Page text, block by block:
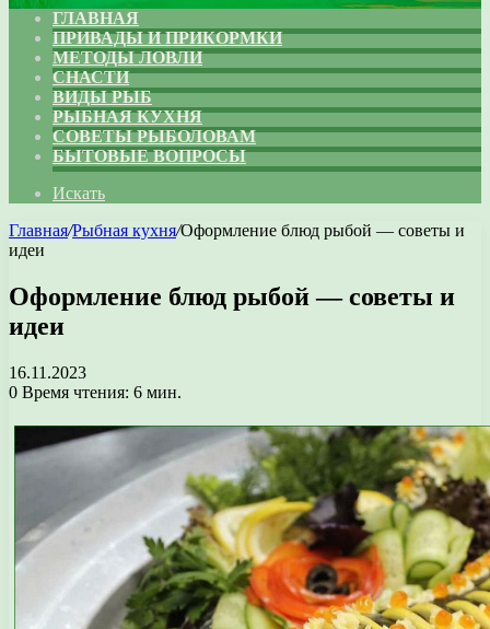
ГЛАВНАЯ
ПРИВАДЫ И ПРИКОРМКИ
МЕТОДЫ ЛОВЛИ
СНАСТИ
ВИДЫ РЫБ
РЫБНАЯ КУХНЯ
СОВЕТЫ РЫБОЛОВАМ
БЫТОВЫЕ ВОПРОСЫ
Искать
Главная/Рыбная кухня/Оформление блюд рыбой — советы и
идеи
Оформление блюд рыбой — советы и
идеи
16.11.2023
0 Время чтения: 6 мин.